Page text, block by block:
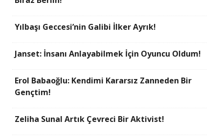
Yılbaşı Geccesi’nin Galibi İlker Ayrık!
Janset: İnsanı Anlayabilmek İçin Oyuncu Oldum!
Erol Babaoğlu: Kendimi Kararsız Zanneden Bir
Gençtim!
Zeliha Sunal Artık Çevreci Bir Aktivist!